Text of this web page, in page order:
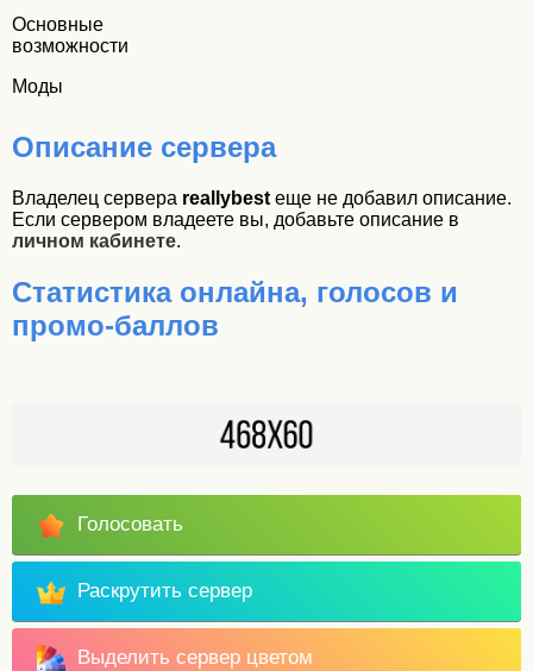
Основные
возможности
Моды
Описание сервера
Владелец сервера reallybest еще не добавил описание.
Если сервером владеете вы, добавьте описание в
личном кабинете.
Статистика онлайна, голосов и
промо-баллов
Голосовать
Раскрутить сервер
Выделить сервер цветом